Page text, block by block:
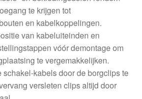
te krijgen tot
en kabelkoppelingen.
van kabeluiteinden en
vóór demontage om
te vergemakkelijken.
schakel‑kabels door de borgclips te
versleten clips altijd door